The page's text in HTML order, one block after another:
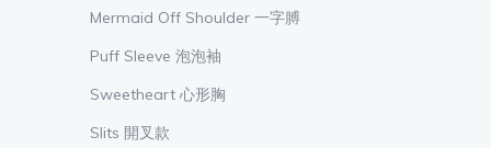
Mermaid Off Shoulder 一字膊
Puff Sleeve 泡泡袖
Sweetheart 心形胸
Slits 開叉款